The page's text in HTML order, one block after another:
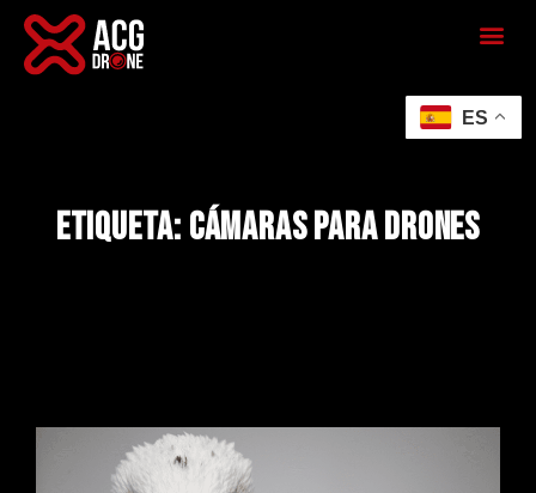
Etiqueta: cámaras para drones
ES